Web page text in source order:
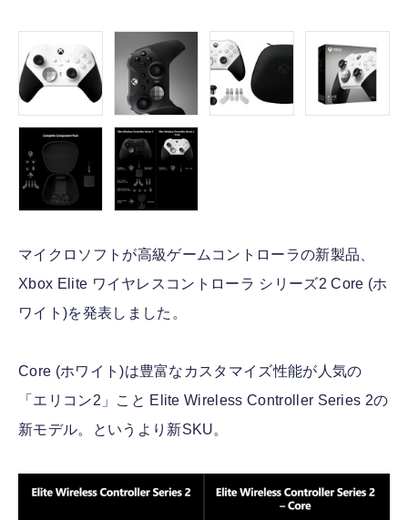
マイクロソフトが高級ゲームコントローラの新製品、
Xbox Elite ワイヤレスコントローラ シリーズ2 Core (ホ
ワイト)を発表しました。
Core (ホワイト)は豊富なカスタマイズ性能が人気の
「エリコン2」こと Elite Wireless Controller Series 2の
新モデル。というより新SKU。